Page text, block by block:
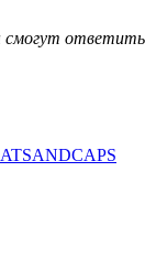
ответить